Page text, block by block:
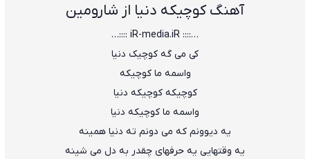
آهنگ کوچیکه دنیا از شارومین
…:::: iR-media.iR ::::…
کی می گه کوچیک دنیا
واسمه ما کوچیکه
کوچیکه کوچیکه دنیا
واسمه ما کوچیکه دنیا
یه دیوونم که می دونم ته دنیا همینه
یه وقتهایی یه حرفهای چقدر به دل می شینه